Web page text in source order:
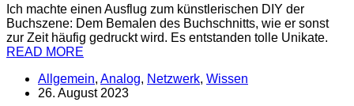
Ich machte einen Ausflug zum künstlerischen DIY der
Buchszene: Dem Bemalen des Buchschnitts, wie er sonst
zur Zeit häufig gedruckt wird. Es entstanden tolle Unikate.
READ MORE
Allgemein, Analog, Netzwerk, Wissen
26. August 2023